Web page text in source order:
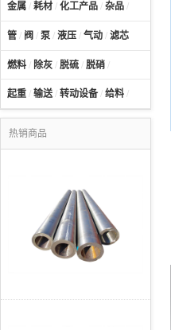
金属 / 耗材 / 化工产品 / 杂品 /
管 / 阀 / 泵 / 液压 / 气动 / 滤芯
燃料 / 除灰 / 脱硫 / 脱硝 /
起重 / 输送/ 转动设备 / 给料 /
热销商品